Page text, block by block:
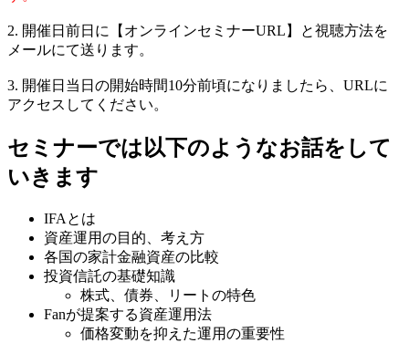
2. 開催日前日に【オンラインセミナーURL】と視聴方法を
メールにて送ります。
3. 開催日当日の開始時間10分前頃になりましたら、URLに
アクセスしてください。
​セミナーでは以下のようなお話をして
いきます
IFAとは
資産運用の目的、考え方
各国の家計金融資産の比較
投資信託の基礎知識
株式、債券、リートの特色
Fanが提案する資産運用法
価格変動を抑えた運用の重要性